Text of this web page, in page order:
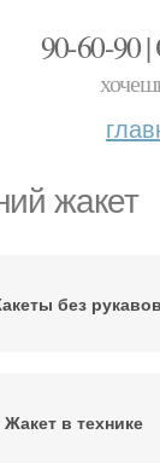
90-60-
жакет
без рукавов
Жакет в технике